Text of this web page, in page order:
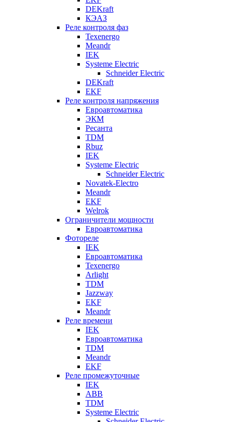
DEKraft
КЭАЗ
Реле контроля фаз
Texenergo
Meandr
IEK
Systeme Electric
Schneider Electric
DEKraft
EKF
Реле контроля напряжения
Евроавтоматика
ЭКМ
Ресанта
TDM
Rbuz
IEK
Systeme Electric
Schneider Electric
Novatek-Electro
Meandr
EKF
Welrok
Ограничители мощности
Евроавтоматика
Фотореле
IEK
Евроавтоматика
Texenergo
Arlight
TDM
Jazzway
EKF
Meandr
Реле времени
IEK
Евроавтоматика
TDM
Meandr
EKF
Реле промежуточные
IEK
ABB
TDM
Systeme Electric